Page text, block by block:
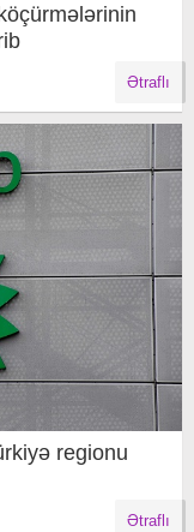
Ətraflı
regionu
Ətraflı